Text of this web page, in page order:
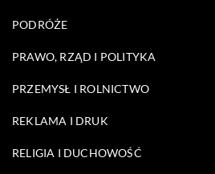
PODRÓŻE
PRAWO, RZĄD I POLITYKA
PRZEMYSŁ I ROLNICTWO
REKLAMA I DRUK
RELIGIA I DUCHOWOŚĆ